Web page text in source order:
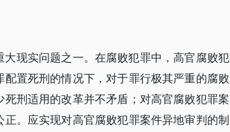
大现实问题之一。在腐败犯罪中，高官腐败犯
置死刑的情况下，对于罪行极其严重的腐败
刑适用的改革并不矛盾；对高官腐败犯罪案
。应实现对高官腐败犯罪案件异地审判的制